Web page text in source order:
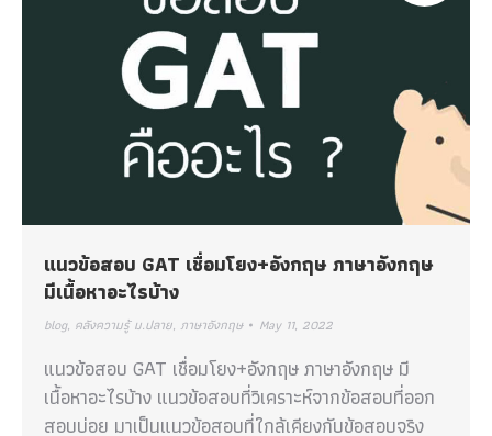
แนวข้อสอบ GAT เชื่อมโยง+อังกฤษ ภาษาอังกฤษ
มีเนื้อหาอะไรบ้าง
blog, คลังความรู้ ม.ปลาย, ภาษาอังกฤษ May 11, 2022
แนวข้อสอบ GAT เชื่อมโยง+อังกฤษ ภาษาอังกฤษ มี
เนื้อหาอะไรบ้าง แนวข้อสอบที่วิเคราะห์จากข้อสอบที่ออก
สอบบ่อย มาเป็นแนวข้อสอบที่ใกล้เคียงกับข้อสอบจริง